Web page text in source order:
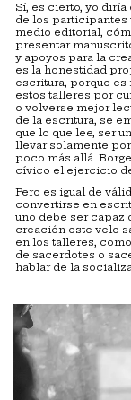
Sí, es cierto, yo diría
de los participantes
medio editorial,
presentar
y apoyos para la
es la honestidad
escritura, porque es
estos talleres por
o volverse mejor
de la escritura, se
que lo que lee, ser
llevar solamente
poco más allá.
cívico el ejercicio
Pero es igual de
convertirse en
uno debe ser capaz
creación este velo
en los talleres,
de sacerdotes o
hablar de la